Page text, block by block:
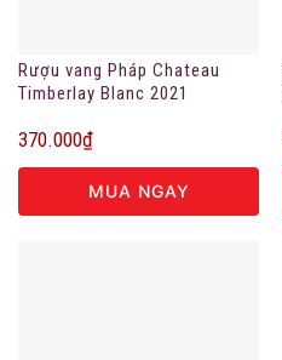
Rượu vang Pháp Chateau
Timberlay Blanc 2021
370.000₫
MUA NGAY